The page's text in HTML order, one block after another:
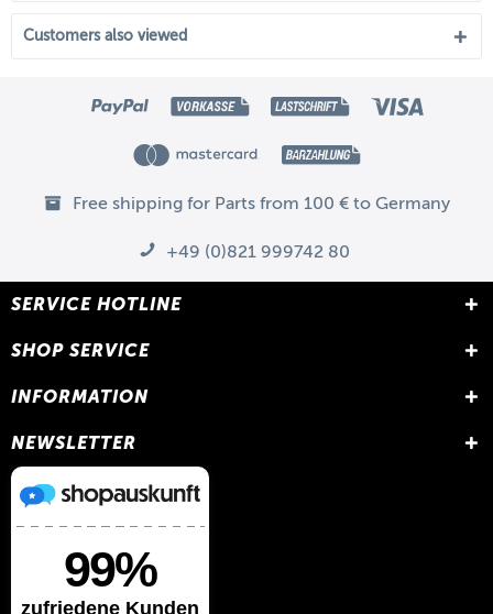
Customers also viewed
Free shipping for Parts from 100 € to Germany
+49 (0)821 999742 80
SERVICE HOTLINE
SHOP SERVICE
INFORMATION
NEWSLETTER